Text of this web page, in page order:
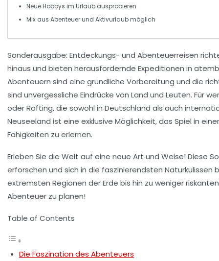
NeueHobbys im Urlaub ausprobieren
Mix aus Abenteuer und Aktivurlaubmöglich
Sonderausgabe: Entdeckungs- und Abenteuerreisen
hinaus und bieten herausfordernde Expeditionen in
Abenteuern sind eine gründliche Vorbereitung und die
sind unvergessliche Eindrücke von Land und Leuten. Für
oderRafting, die sowohl in Deutschland als auch
Neuseeland ist eine exklusive Möglichkeit, das Spiel in
Fähigkeiten zu erlernen.
Erleben Sie die Welt auf eine neue Art und Weise! Diese
erforschen und sich in die faszinierendsten
extremsten Regionen der Erde bis hin zu weniger
Abenteuer zu planen!
Table of Contents
Die Faszination des Abenteuers